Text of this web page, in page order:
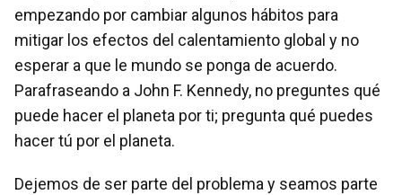
empezando por cambiar algunos hábitos para
mitigar los efectos del calentamiento global y no
esperar a que le mundo se ponga de acuerdo.
Parafraseando a John F. Kennedy, no preguntes qué
puede hacer el planeta por ti; pregunta qué puedes
hacer tú por el planeta.
Dejemos de ser parte del problema y seamos parte